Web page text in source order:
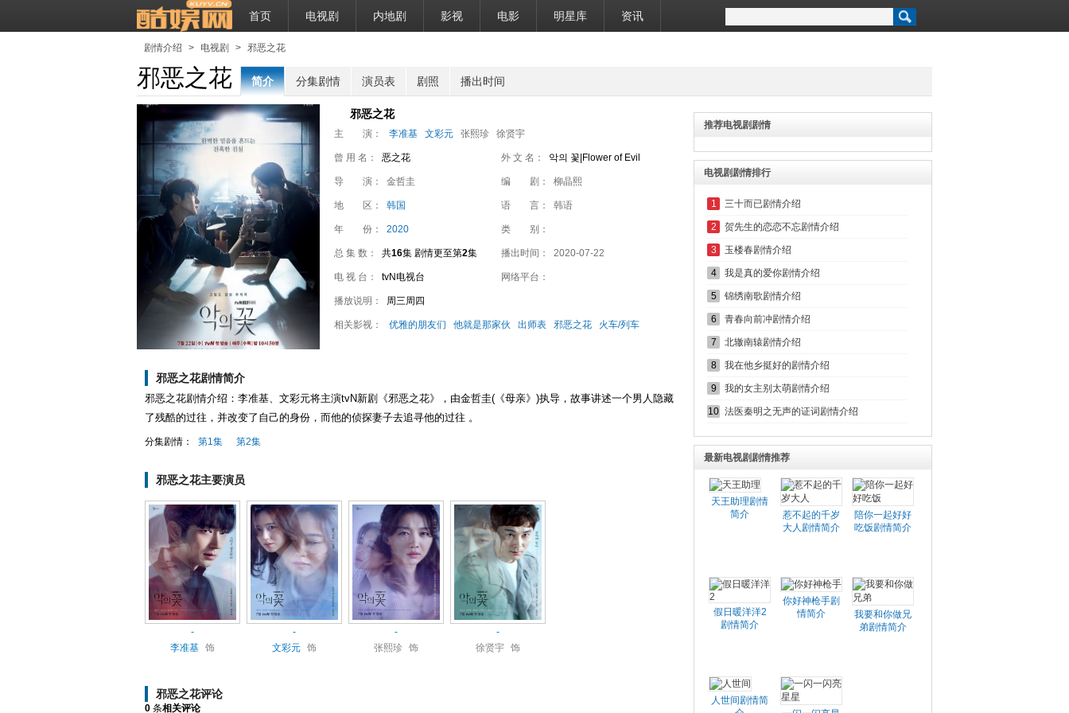
首页 电视剧 内地剧 影视 电影 明星库 资讯
剧情介绍 > 电视剧 > 邪恶之花
邪恶之花 简介 分集剧情 演员表 剧照 播出时间
邪恶之花
主 演： 李准基 文彩元 张熙珍 徐贤宇
曾 用 名： 恶之花 外 文 名： 악의 꽃|Flower of Evil
导 演： 金哲圭 编 剧： 柳晶熙
地 区： 韩国 语 言： 韩语
年 份： 2020 类 别：
总 集 数： 共16集 剧情更至第2集 播出时间： 2020-07-22
电 视 台： tvN电视台 网络平台：
播放说明： 周三周四
相关影视： 优雅的朋友们 他就是那家伙 出师表 邪恶之花 火车/列车
邪恶之花剧情简介
邪恶之花剧情介绍：李准基、文彩元将主演tvN新剧《邪恶之花》，由金哲圭(《母亲》)执导，故事讲述一个男人隐藏
了残酷的过往，并改变了自己的身份，而他的侦探妻子去追寻他的过往 。
分集剧情： 第1集 第2集
邪恶之花主要演员
-
李准基 饰
-
文彩元 饰
-
张熙珍 饰
-
徐贤宇 饰
邪恶之花评论
0 条相关评论
推荐电视剧剧情
电视剧剧情排行
1 三十而已剧情介绍
2 贺先生的恋恋不忘剧情介绍
3 玉楼春剧情介绍
4 我是真的爱你剧情介绍
5 锦绣南歌剧情介绍
6 青春向前冲剧情介绍
7 北辙南辕剧情介绍
8 我在他乡挺好的剧情介绍
9 我的女主别太萌剧情介绍
10 法医秦明之无声的证词剧情介绍
最新电视剧剧情推荐
天王助理剧情
简介
惹不起的千岁
大人剧情简介
陪你一起好好
吃饭剧情简介
假日暖洋洋2
剧情简介
你好神枪手剧
情简介
我要和你做兄
弟剧情简介
人世间剧情简